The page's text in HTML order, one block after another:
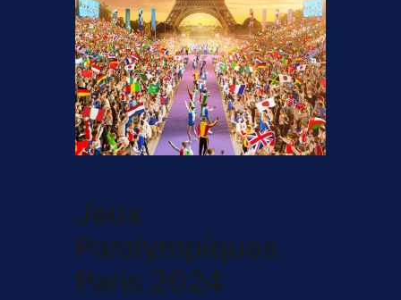
Jeux
Paralympiques
Paris 2024